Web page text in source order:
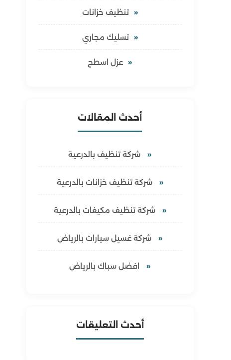
تنظيف خزانات
تسليك مجاري
عزل اسطح
أحدث المقالات
شركة تنظيف بالدرعية
شركة تنظيف خزانات بالدرعية
شركة تنظيف مكيفات بالدرعية
شركة غسيل سيارات بالرياض
افضل سباك بالرياض
أحدث التعليقات